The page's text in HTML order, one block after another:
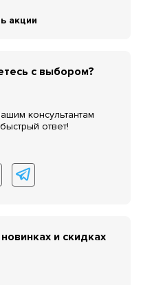
акции
с выбором?
консультантам
ответ!
и скидках